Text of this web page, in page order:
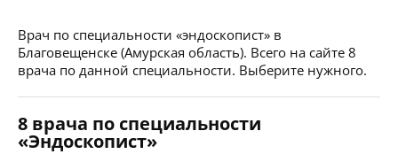
Врач по специальности «эндоскопист» в
Благовещенске (Амурская область). Всего на сайте 8
врача по данной специальности. Выберите нужного.
8 врача по специальности
«Эндоскопист»